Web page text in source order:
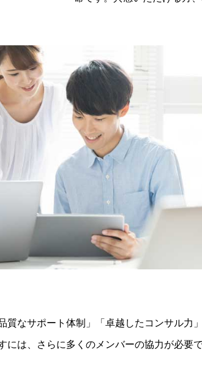
なサポート体制」「卓越したコンサル力
は、さらに多くのメンバーの協力が必要